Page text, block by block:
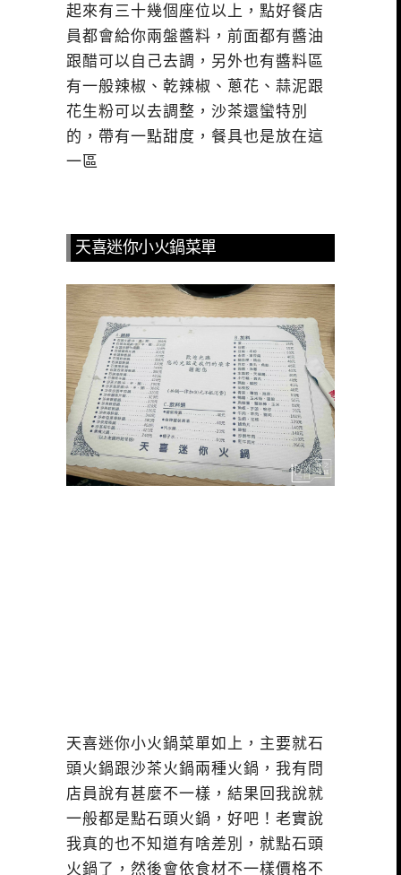
起來有三十幾個座位以上，點好餐店
員都會給你兩盤醬料，前面都有醬油
跟醋可以自己去調，另外也有醬料區
有一般辣椒、乾辣椒、蔥花、蒜泥跟
花生粉可以去調整，沙茶還蠻特別
的，帶有一點甜度，餐具也是放在這
一區
天喜迷你小火鍋菜單
天喜迷你小火鍋菜單如上，主要就石
頭火鍋跟沙茶火鍋兩種火鍋，我有問
店員說有甚麼不一樣，結果回我說就
一般都是點石頭火鍋，好吧！老實說
我真的也不知道有啥差別，就點石頭
火鍋了，然後會依食材不一樣價格不